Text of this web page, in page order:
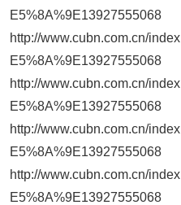
E5%8A%9E13927555068
http://www.cubn.com.cn/
E5%8A%9E13927555068
http://www.cubn.com.cn/
E5%8A%9E13927555068
http://www.cubn.com.cn/
E5%8A%9E13927555068
http://www.cubn.com.cn/
E5%8A%9E13927555068